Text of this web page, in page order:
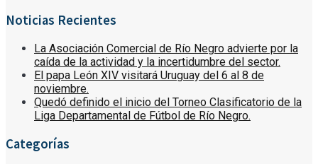
Noticias Recientes
La Asociación Comercial de Río Negro advierte por la
caída de la actividad y la incertidumbre del sector.
El papa León XIV visitará Uruguay del 6 al 8 de
noviembre.
Quedó definido el inicio del Torneo Clasificatorio de la
Liga Departamental de Fútbol de Río Negro.
Categorías